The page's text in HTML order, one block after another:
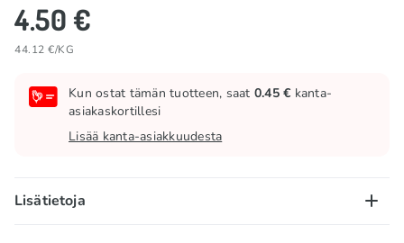
4.50 €
44.12 €/KG
Kun ostat tämän tuotteen, saat 0.45 € kanta-
asiakaskortillesi
Lisää kanta-asiakkuudesta
Lisätietoja